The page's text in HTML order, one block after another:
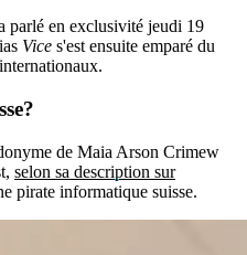
parlé en exclusivité jeudi 19
Vice s'est ensuite emparé du
de Maia Arson Crimew
selon sa description sur
pirate informatique suisse.